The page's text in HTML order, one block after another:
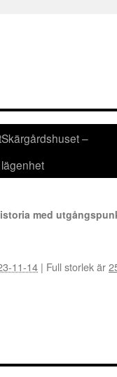
Skärgårdshuset –
lägenhet
med
11-14 | Full storlek är